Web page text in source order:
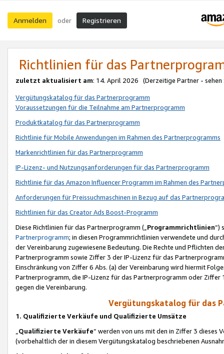
Anmelden oder Registrieren
Richtlinien für das
zuletzt aktualisiert am: 14. April 2026 (Derzeitige Partner - sehen
Vergütungskatalog für das Partnerprogramm
Voraussetzungen für die Teilnahme am Partnerprogramm
Produktkatalog für das Partnerprogramm
Richtlinie für Mobile Anwendungen im Rahmen des Partnerprogramms
Markenrichtlinien für das Partnerprogramm
IP-Lizenz- und Nutzungsanforderungen für das Partnerprogramm
Richtlinie für das Amazon Influencer Programm im Rahmen des
Anforderungen für Preissuchmaschinen in Bezug auf das
Richtlinien für das Creator Ads Boost-Programm
Diese Richtlinien für das Partnerprogramm („Programmrichtlinien“)
Partnerprogramm; in diesen Programmrichtlinien verwendete und
der Vereinbarung zugewiesene Bedeutung. Die Rechte und Pflichten
Partnerprogramm sowie Ziffer 3 der IP-Lizenz für das
Einschränkung von Ziffer 6 Abs. (a) der Vereinbarung wird hiermit
Partnerprogramm, die IP-Lizenz für das Partnerprogramm oder
gegen die Vereinbarung.
Vergütungskatalog für das
1. Qualifizierte Verkäufe und Qualifizierte Umsätze
Qualifizierte Verkäufe“ werden von uns mit den in Ziffer 3
(vorbehaltlich der in diesem Vergütungskatalog beschriebenen